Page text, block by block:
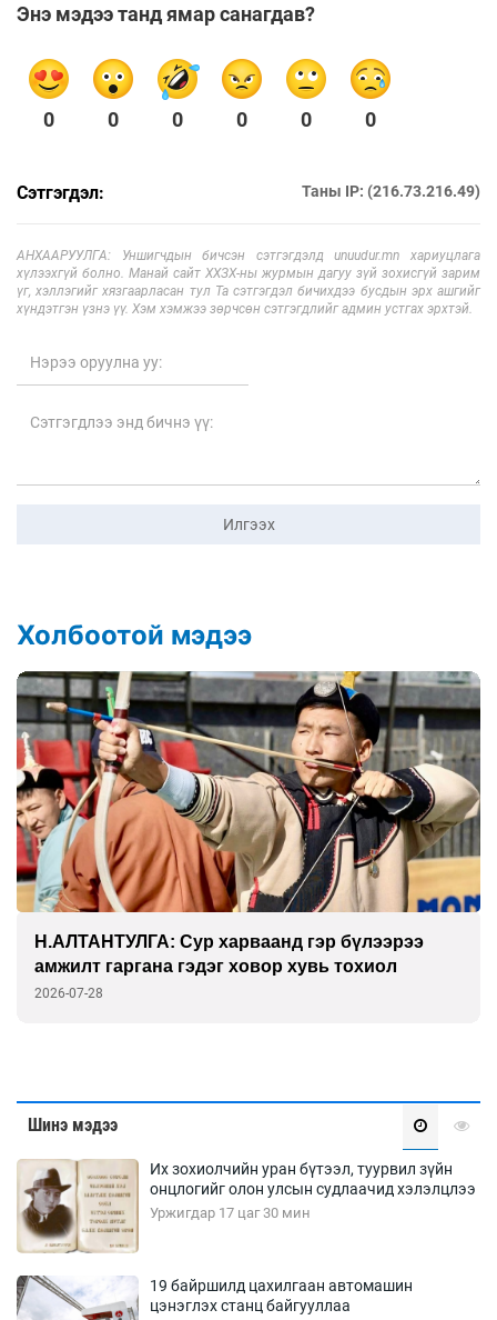
Энэ мэдээ танд ямар санагдав?
0 0 0 0 0 0
Сэтгэгдэл: Таны IP: (216.73.216.49)
АНХААРУУЛГА: Уншигчдын бичсэн сэтгэгдэлд unuudur.mn хариуцлага
хүлээхгүй болно. Манай сайт ХХЗХ-ны журмын дагуу зүй зохисгүй зарим
үг, хэллэгийг хязгаарласан тул Та сэтгэгдэл бичихдээ бусдын эрх ашгийг
хүндэтгэн үзнэ үү. Хэм хэмжээ зөрчсөн сэтгэгдлийг админ устгах эрхтэй.
Илгээх
Холбоотой мэдээ
Н.АЛТАНТУЛГА: Сур харваанд гэр бүлээрээ
амжилт гаргана гэдэг ховор хувь тохиол
2026-07-28
Шинэ мэдээ
Их зохиолчийн уран бүтээл, туурвил зүйн
онцлогийг олон улсын судлаачид хэлэлцлээ
Уржигдар 17 цаг 30 мин
19 байршилд цахилгаан автомашин
цэнэглэх станц байгууллаа